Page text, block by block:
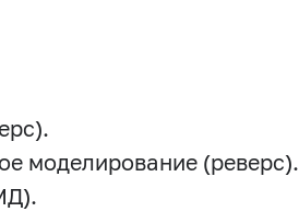
моделирование (реверс).